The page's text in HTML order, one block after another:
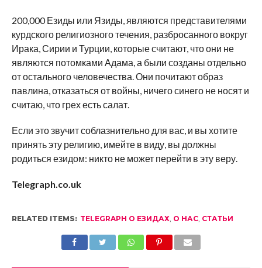
200,000 Езиды или Язиды, являются представителями
курдского религиозного течения, разбросанного вокруг
Ирака, Сирии и Турции, которые считают, что они не
являются потомками Адама, а были созданы отдельно
от остального человечества. Они почитают образ
павлина, отказаться от войны, ничего синего не носят и
считаю, что грех есть салат.
Если это звучит соблазнительно для вас, и вы хотите
принять эту религию, имейте в виду, вы должны
родиться езидом: никто не может перейти в эту веру.
Telegraph.co.uk
RELATED ITEMS: TELEGRAPH О ЕЗИДАХ, О НАС, СТАТЬИ